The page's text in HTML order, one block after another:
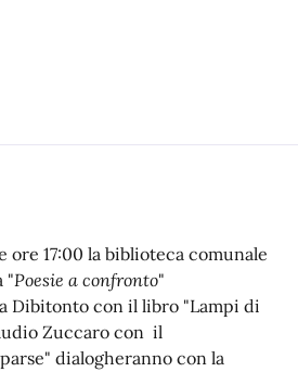
ore 17:00 la biblioteca comunale
"Poesie a confronto"
Dibitonto con il libro "Lampi di
Zuccaro con il
dialogheranno con la